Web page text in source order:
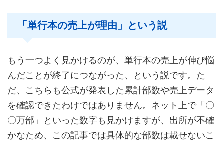
「単行本の売上が理由」という説
もう一つよく見かけるのが、単行本の売上が伸び悩
んだことが終了につながった、という説です。た
だ、こちらも公式が発表した累計部数や売上データ
を確認できたわけではありません。ネット上で「〇
〇万部」といった数字も見かけますが、出所が不確
かなため、この記事では具体的な部数は載せないこ